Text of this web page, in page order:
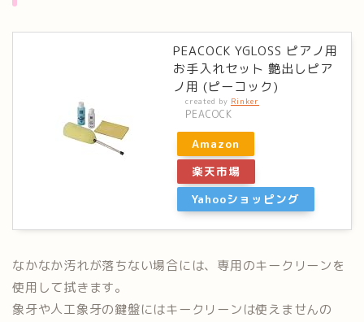
PEACOCK YGLOSS ピアノ用
お手入れセット 艶出しピア
ノ用 (ピーコック)
created by Rinker
PEACOCK
Amazon
楽天市場
Yahooショッピング
なかなか汚れが落ちない場合には、専用のキークリーンを
使用して拭きます。
象牙や人工象牙の鍵盤にはキークリーンは使えませんの